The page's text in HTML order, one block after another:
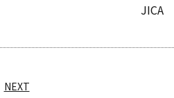
JICA
NEXT